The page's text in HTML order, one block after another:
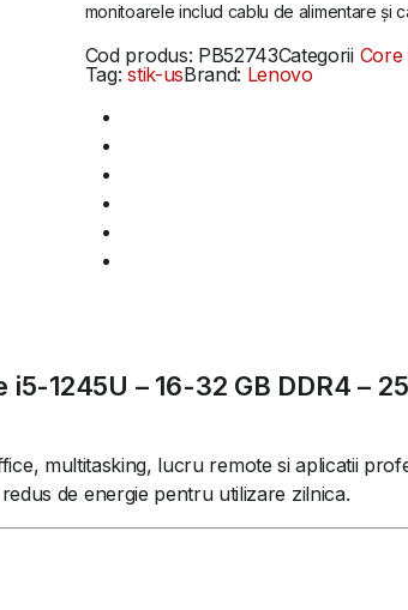
monitoarele includ cablu de alimentare și
Cod produs: PB52743Categorii Core
Tag: stik-usBrand: Lenovo
1245U – 16-32 GB DDR4 –
multitasking, lucru remote si aplicatii
de energie pentru utilizare zilnica.